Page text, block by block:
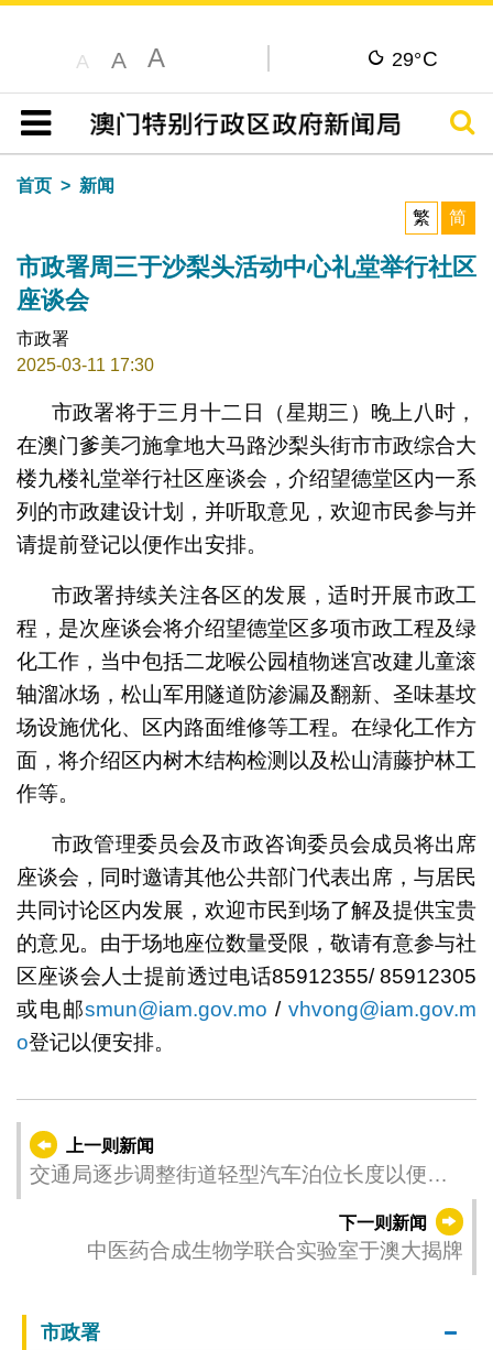
A A A 29°C
目录
搜寻
首页
新闻
繁
简
市政署周三于沙梨头活动中心礼堂举行社区
座谈会
市政署
2025-03-11 17:30
市政署将于三月十二日（星期三）晚上八时，
在澳门爹美刁施拿地大马路沙梨头街市市政综合大
楼九楼礼堂举行社区座谈会，介绍望德堂区内一系
列的市政建设计划，并听取意见，欢迎市民参与并
请提前登记以便作出安排。
市政署持续关注各区的发展，适时开展市政工
程，是次座谈会将介绍望德堂区多项市政工程及绿
化工作，当中包括二龙喉公园植物迷宫改建儿童滚
轴溜冰场，松山军用隧道防渗漏及翻新、圣味基坟
场设施优化、区内路面维修等工程。在绿化工作方
面，将介绍区内树木结构检测以及松山清藤护林工
作等。
市政管理委员会及市政咨询委员会成员将出席
座谈会，同时邀请其他公共部门代表出席，与居民
共同讨论区内发展，欢迎市民到场了解及提供宝贵
的意见。由于场地座位数量受限，敬请有意参与社
区座谈会人士提前透过电话85912355/ 85912305
或电邮smun@iam.gov.mo /vhvong@iam.gov.m
o登记以便安排。
上一则新闻
交通局逐步调整街道轻型汽车泊位长度以便民
下一则新闻
中医药合成生物学联合实验室于澳大揭牌
市政署